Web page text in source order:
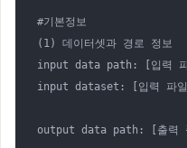
#기본정보
(1) 데이터셋과 경로 정보
input data path: [입력 파
input dataset: [입력 파일
output data path: [출력